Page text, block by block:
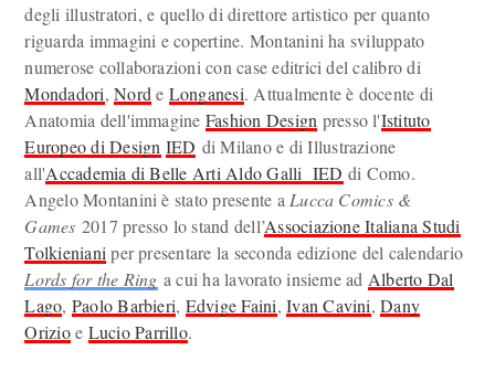
degli illustratori, e quello di direttore artistico per quanto
riguarda immagini e copertine. Montanini ha sviluppato
numerose collaborazioni con case editrici del calibro di
Mondadori,Nord e Longanesi. Attualmente è docente di
Anatomia dell'immagine Fashion Design presso l'Istituto
Europeo di Design IED di Milano e di Illustrazione
all'Accademia di Belle Arti Aldo Galli IED di Como.
Angelo Montanini è stato presente a Lucca Comics &
Games 2017 presso lo stand dell’Associazione Italiana Studi
Tolkieniani per presentare la seconda edizione del calendario
Lords for the Ring a cui ha lavorato insieme ad Alberto Dal
Lago, Paolo Barbieri, Edvige Faini,Ivan Cavini,Dany
Orizioe Lucio Parrillo.